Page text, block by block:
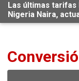
Las últimas tarifas
Nigeria Naira,